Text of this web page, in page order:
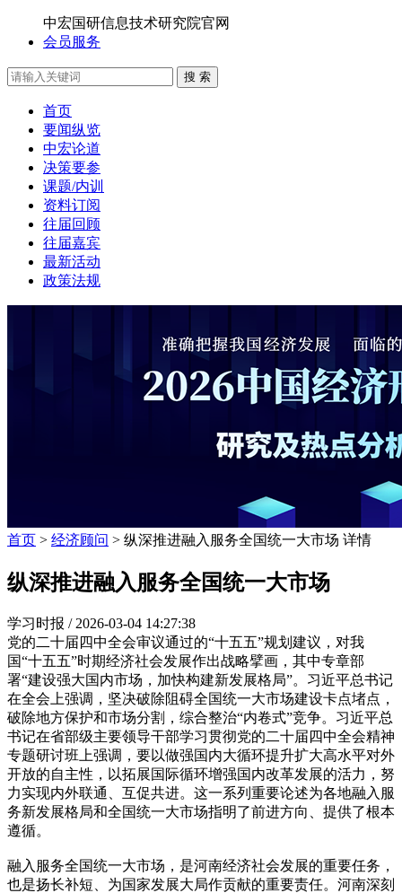
中宏国研信息技术研究院官网
会员服务
搜 索
首页
要闻纵览
中宏论道
决策要参
课题/内训
资料订阅
往届回顾
往届嘉宾
最新活动
政策法规
首页 > 经济顾问 > 纵深推进融入服务全国统一大市场 详情
纵深推进融入服务全国统一大市场
学习时报 / 2026-03-04 14:27:38
党的二十届四中全会审议通过的“十五五”规划建议，对我
国“十五五”时期经济社会发展作出战略擘画，其中专章部
署“建设强大国内市场，加快构建新发展格局”。习近平总书记
在全会上强调，坚决破除阻碍全国统一大市场建设卡点堵点，
破除地方保护和市场分割，综合整治“内卷式”竞争。习近平总
书记在省部级主要领导干部学习贯彻党的二十届四中全会精神
专题研讨班上强调，要以做强国内大循环提升扩大高水平对外
开放的自主性，以拓展国际循环增强国内改革发展的活力，努
力实现内外联通、互促共进。这一系列重要论述为各地融入服
务新发展格局和全国统一大市场指明了前进方向、提供了根本
遵循。
融入服务全国统一大市场，是河南经济社会发展的重要任务，
也是扬长补短、为国家发展大局作贡献的重要责任。河南深刻